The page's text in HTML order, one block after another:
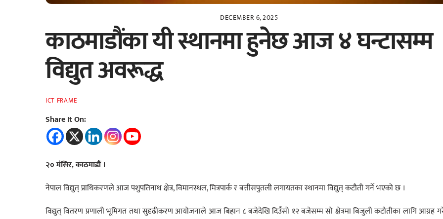
DECEMBER 6, 2025
काठमाडौंका यी स्थानमा हुनेछ आज ४ घन्टासम्म
विद्युत अवरूद्ध
ICT FRAME
Share It On:
२० मंसिर, काठमाडौं ।
नेपाल विद्युत् प्राधिकरणले आज पशुपतिनाथ क्षेत्र, विमानस्थल, मित्रपार्क र बत्तीसपुतली लगायतका स्थानमा विद्युत् कटौती गर्ने भएको छ ।
विद्युत् वितरण प्रणाली भूमिगत तथा सुदृढीकरण आयोजनाले आज बिहान ८ बजेदेखि दिउँसो १२ बजेसम्म सो क्षेत्रमा बिजुली कटौतीका लागि आग्रह